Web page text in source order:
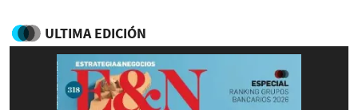
ULTIMA EDICIÓN